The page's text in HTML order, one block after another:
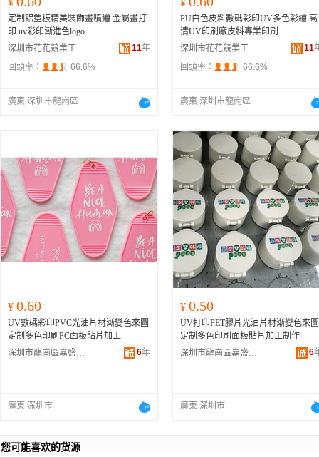
¥
定制鋁塑板精美裝飾畫噴繪 金屬畫打
印 uv彩印漸進色logo
深圳市花花競業工藝制品有限公司
11年
回頭率：
66.6%
廣東 深圳市龍崗區
¥
PU白色皮料數碼彩印UV多色彩繪 高
清UV印刷廠皮料專業印刷
深圳市花花競業工藝制品有限公司
11
回頭率：
66.6%
廣東 深圳市龍崗區
¥ 0.60
UV數碼彩印PVC光油片材漸變色來圖
定制多色印刷PC面板貼片加工
深圳市龍崗區嘉盛圖彩印加工廠
6年
廣東 深圳市
¥ 0.50
UV打印PET膠片光油片材漸變色來圖
定制多色印刷面板貼片加工制作
深圳市龍崗區嘉盛圖彩印加工廠
6
廣東 深圳市
您可能喜欢的货源